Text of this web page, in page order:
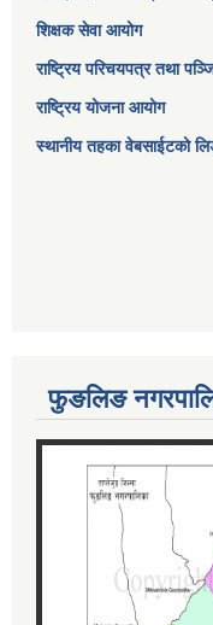
शिक्षक सेवा आयोग
राष्ट्रिय परिचयपत्र तथा
राष्ट्रिय योजना आयोग
स्थानीय तहका वेबसाईटको
फुङलिङ